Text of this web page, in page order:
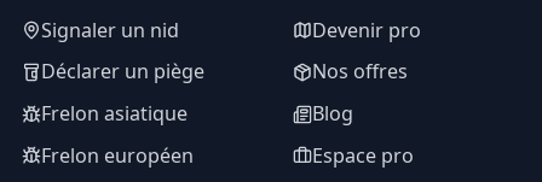
Signaler un nid
Déclarer un piège
Frelon asiatique
Frelon européen
Devenir pro
Nos offres
Blog
Espace pro